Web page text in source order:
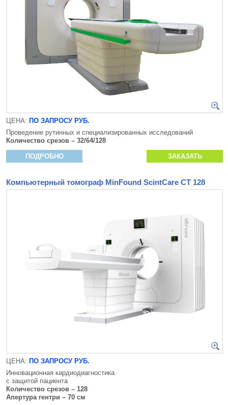
ЦЕНА: ПО ЗАПРОСУ РУБ.
Проведение рутинных и специализированных исследований
Количество срезов – 32/64/128
ПОДРОБНО ЗАКАЗАТЬ
Компьютерный томограф MinFound ScintCare CT 128
ЦЕНА: ПО ЗАПРОСУ РУБ.
Инновационная кардиодиагностика
с защитой пациента
Количество срезов – 128
Апертура гентри – 70 см